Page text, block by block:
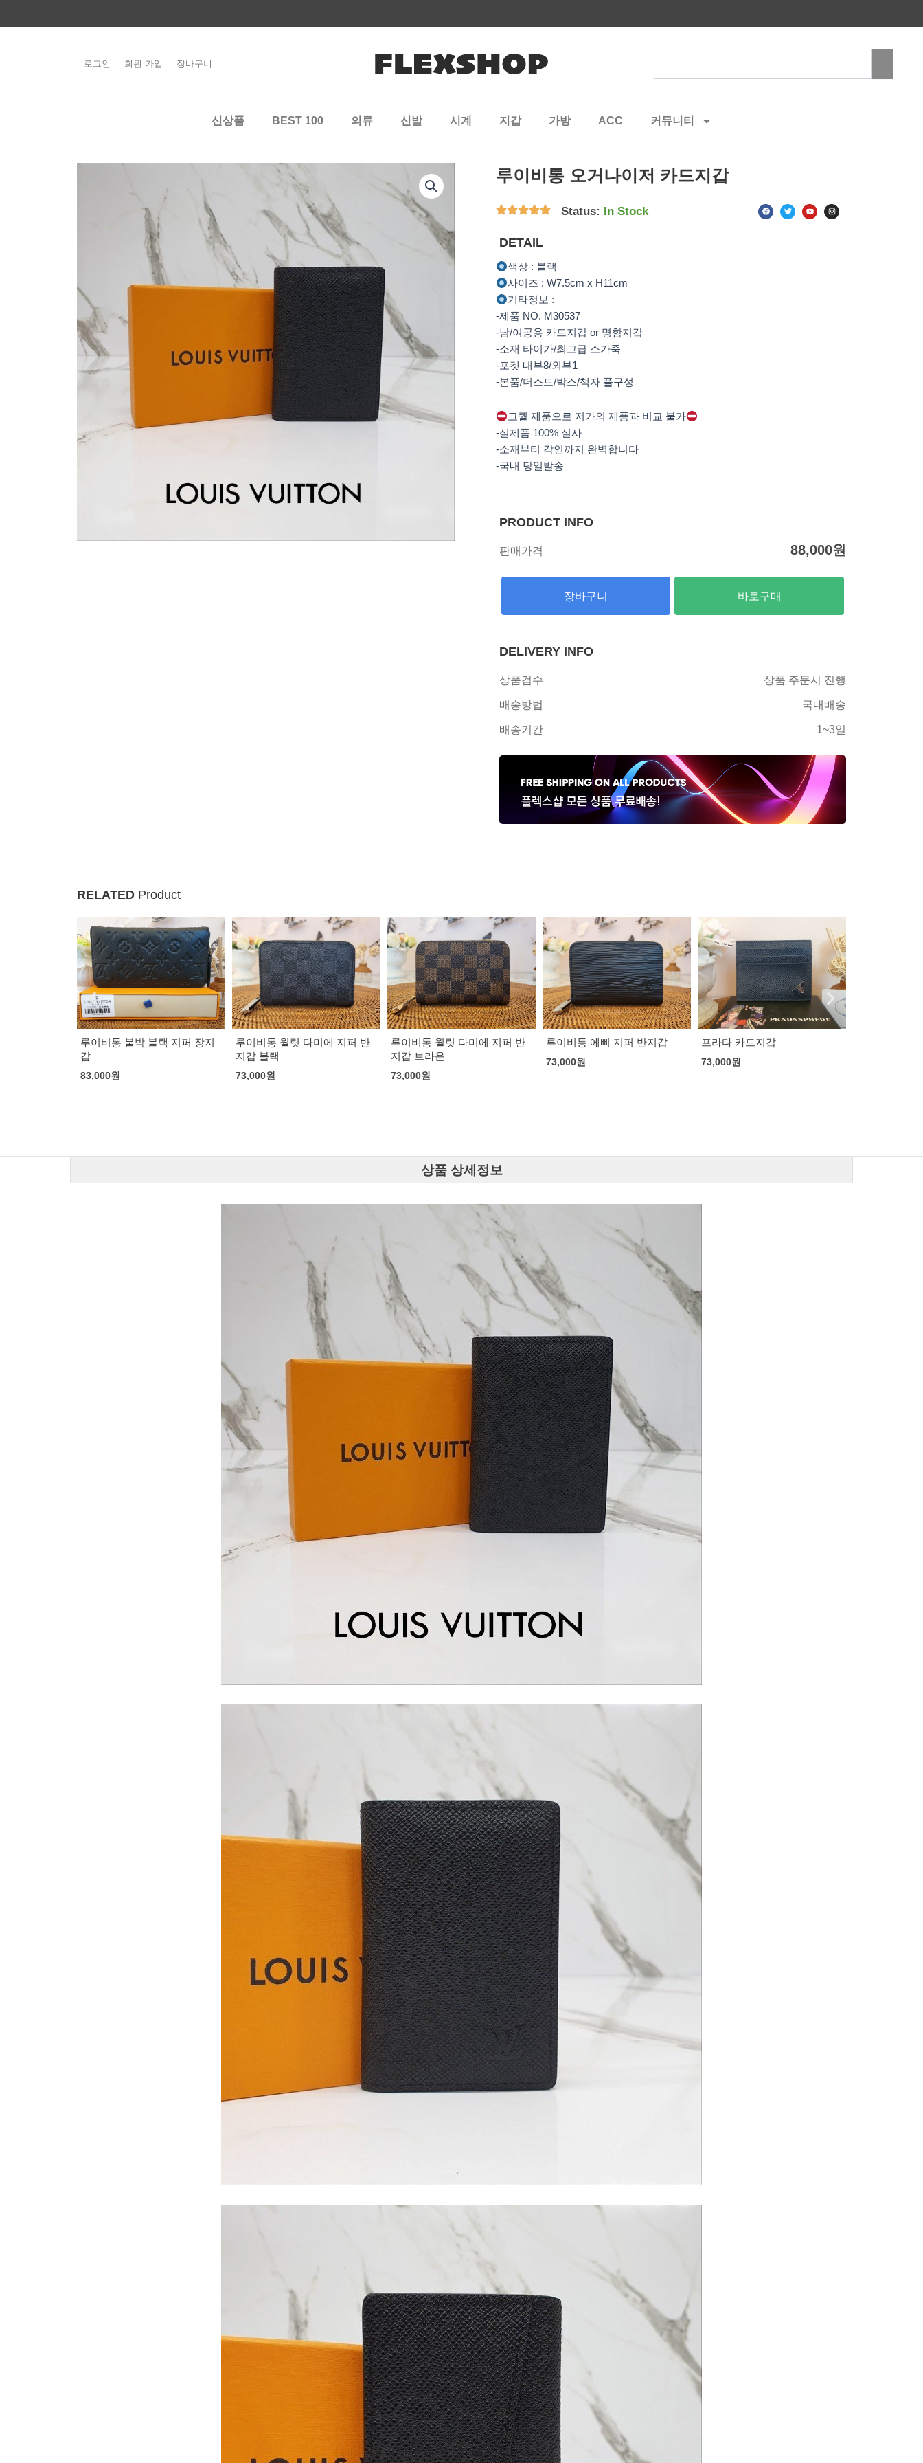
텐
해외배송 관련 공
로그인 회원 가입 장바구니
신상품 BEST 100 의류 신발 시계 지갑 가방 ACC 커뮤니티
루이비통 오거나이저 카드지갑
Status: In Stock F
a
c
T
w
i
Y
o
u
I
n
s
DETAIL
색상 : 블랙
사이즈 : W7.5cm x H11cm
기타정보 :
-제품 NO. M30537
-남/여공용 카드지갑 or 명함지갑
-소재 타이가/최고급 소가죽
-포켓 내부8/외부1
-본품/더스트/박스/책자 풀구성
고퀄 제품으로 저가의 제품과 비교 불가
-실제품 100% 실사
-소재부터 각인까지 완벽합니다
-국내 당일발송
PRODUCT INFO
판매가격 88,000원
장바구니 바로구매
DELIVERY INFO
상품검수 상품 주문시 진행
배송방법 국내배송
배송기간 1~3일
RELATED Product
루이비통 불박 블랙 지퍼 장지
갑
83,000원
루이비통 월릿 다미에 지퍼 반
지갑 블랙
73,000원
루이비통 월릿 다미에 지퍼 반
지갑 브라운
73,000원
루이비통 에삐 지퍼 반지갑
73,000원
프라다 카드지갑
73,000원
상품 상세정보